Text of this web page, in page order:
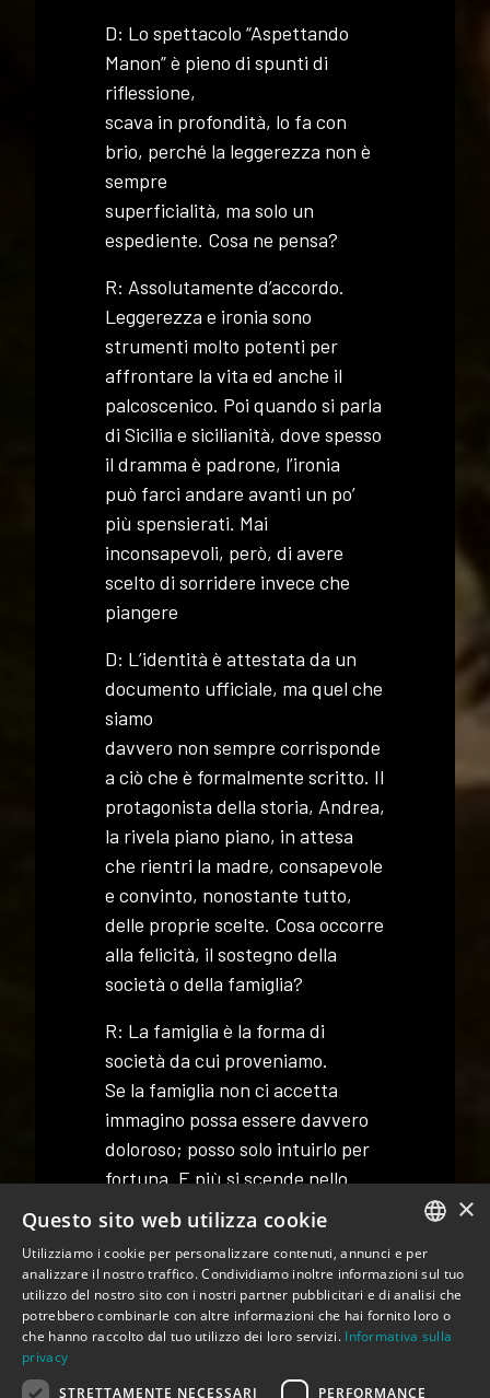
D: Lo spettacolo “Aspettando
Manon” è pieno di spunti di
riflessione,
scava in profondità, lo fa con
brio, perché la leggerezza non è
sempre
superficialità, ma solo un
espediente. Cosa ne pensa?
R: Assolutamente d’accordo.
Leggerezza e ironia sono
strumenti molto potenti per
affrontare la vita ed anche il
palcoscenico. Poi quando si parla
di Sicilia e sicilianità, dove spesso
il dramma è padrone, l’ironia
può farci andare avanti un po’
più spensierati. Mai
inconsapevoli, però, di avere
scelto di sorridere invece che
piangere
D: L’identità è attestata da un
documento ufficiale, ma quel che
siamo
davvero non sempre corrisponde
a ciò che è formalmente scritto. Il
protagonista della storia, Andrea,
la rivela piano piano, in attesa
che rientri la madre, consapevole
e convinto, nonostante tutto,
delle proprie scelte. Cosa occorre
alla felicità, il sostegno della
società o della famiglia?
R: La famiglia è la forma di
società da cui proveniamo.
Se la famiglia non ci accetta
immagino possa essere davvero
doloroso; posso solo intuirlo per
fortuna. E più si scende nello
stivale più la famiglia diventa
ingombrante. Siamo anche ciò da
cui proveniamo e se quel
qualcosa ci rifiuta, una parte di
limbo senza nome. Quindi si, da
ITALIAN
ENGLISH
×
Questo sito web utilizza cookie
Utilizziamo i cookie per personalizzare contenuti, annunci e per
analizzare il nostro traffico. Condividiamo inoltre informazioni sul tuo
utilizzo del nostro sito con i nostri partner pubblicitari e di analisi che
potrebbero combinarle con altre informazioni che hai fornito loro o
che hanno raccolto dal tuo utilizzo dei loro servizi. Informativa sulla
privacy
STRETTAMENTE NECESSARI
PERFORMANCE